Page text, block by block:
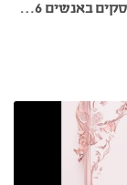
מוזיאון חצר הישוב הישן - ביטויים ביידיש העוסקים באנשים 15.4.26